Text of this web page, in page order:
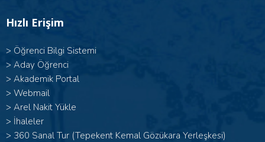
Hızlı Erişim
> Öğrenci Bilgi Sistemi
> Aday Öğrenci
> Akademik Portal
> Webmail
> Arel Nakit Yükle
> İhaleler
> 360 Sanal Tur (Tepekent Kemal Gözükara Yerleşkesi)